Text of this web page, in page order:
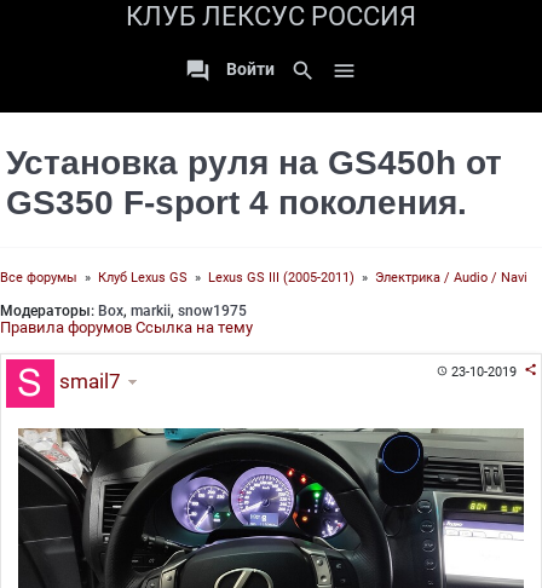
КЛУБ ЛЕКСУС РОССИЯ
 Войти search 
Установка руля на GS450h от
GS350 F-sport 4 поколения.
Все форумы » Клуб Lexus GS » Lexus GS III (2005-2011) » Электрика / Audio / Navi
Модераторы: Box, markii, snow1975
Правила форумов Ссылка на тему
23-10-2019 
smail7